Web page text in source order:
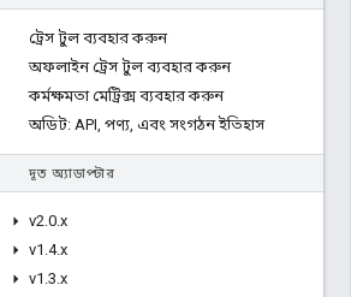
ট্রেস টুল ব্যবহার করুন
অফলাইন ট্রেস টুল ব্যবহার করুন
কর্মক্ষমতা মেট্রিক্স ব্যবহার করুন
অডিট: API, পণ্য, এবং সংগঠন ইতিহাস
দূত অ্যাডাপ্টার
v2.0.x
v1 .4.x
v1 .3.x